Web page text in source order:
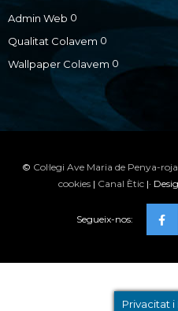
Admin Web 0
Qualitat Colavem 0
Wallpaper Colavem 0
© Col·legi Ave Maria de Penya-roja
cookies | Canal Ètic |·
Segueix-nos:
Privacitat